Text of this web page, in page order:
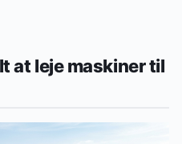
at leje maskiner til